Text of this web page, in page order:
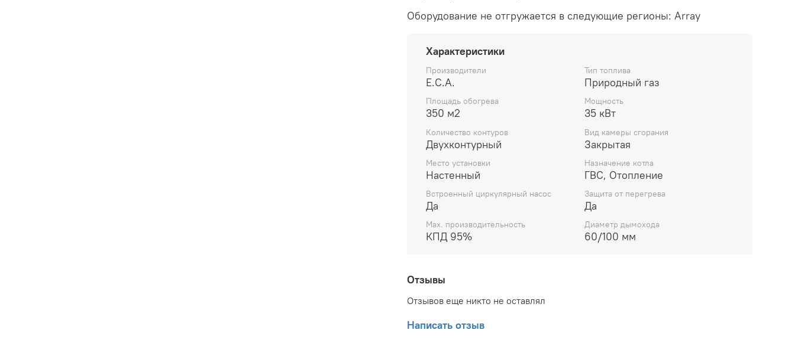
Оборудование не отгружается в следующие регионы: Array
Характеристики
Производители
E.C.A.
Тип топлива
Природный газ
Площадь обогрева
350 м2
Мощность
35 кВт
Количество контуров
Двухконтурный
Вид камеры сгорания
Закрытая
Место установки
Настенный
Назначение котла
ГВС, Отопление
Встроенный циркулярный насос
Да
Защита от перегрева
Да
Max. производительность
КПД 95%
Диаметр дымохода
60/100 мм
Отзывы
Отзывов еще никто не оставлял
Написать отзыв